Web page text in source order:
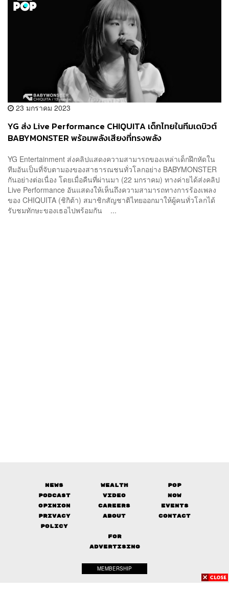
23 มกราคม 2023
YG ส่ง Live Performance CHIQUITA เด็กไทยในทีมเดบิวต์
BABYMONSTER พร้อมพลังเสียงที่ทรงพลัง
YG Entertainment ส่งคลิปแสดงความสามารถของเหล่าเด็กฝึกหัดใน
ทีมอันเป็นที่จับตามองของสาธารณชนทั่วโลกอย่าง BABYMONSTER
กันอย่างต่อเนื่อง โดยเมื่อคืนที่ผ่านมา (22 มกราคม) ทางค่ายได้ส่งคลิป
Live Performance อันแสดงให้เห็นถึงความสามารถทางการร้องเพลง
ของ CHIQUITA (ชิกิต้า) สมาชิกสัญชาติไทยออกมาให้ผู้คนทั่วโลกได้
รับชมทักษะของเธอไปพร้อมกัน ...
News Wealth
Pop
Podcast
Video
Now
Opinion
Careers
Events
Privacy
Policy
About Contact
FOR
ADVERTISING
MEMBERSHIP